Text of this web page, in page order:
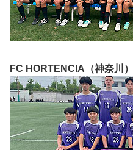
FC HORTENCIA（神奈川）